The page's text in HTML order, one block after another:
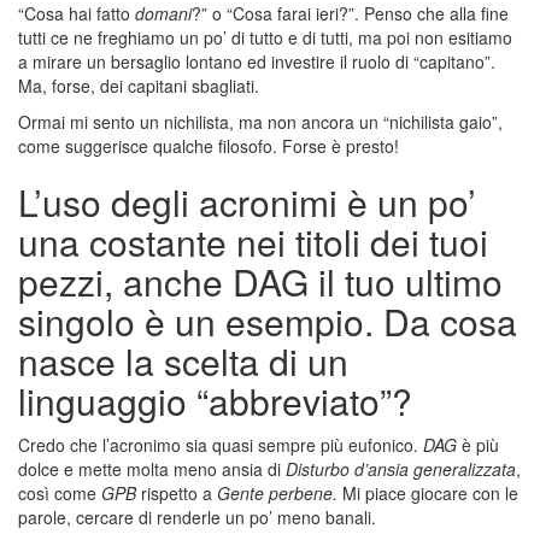
“Cosa hai fatto domani?” o “Cosa farai ieri?”. Penso che alla fine
tutti ce ne freghiamo un po’ di tutto e di tutti, ma poi non esitiamo
a mirare un bersaglio lontano ed investire il ruolo di “capitano”.
Ma, forse, dei capitani sbagliati.
Ormai mi sento un nichilista, ma non ancora un “nichilista gaio”,
come suggerisce qualche filosofo. Forse è presto!
L’uso degli acronimi è un po’
una costante nei titoli dei tuoi
pezzi, anche DAG il tuo ultimo
singolo è un esempio. Da cosa
nasce la scelta di un
linguaggio “abbreviato”?
Credo che l’acronimo sia quasi sempre più eufonico. DAG è più
dolce e mette molta meno ansia di Disturbo d’ansia generalizzata,
così come GPBrispetto a Gente perbene. Mi piace giocare con le
parole, cercare di renderle un po’ meno banali.